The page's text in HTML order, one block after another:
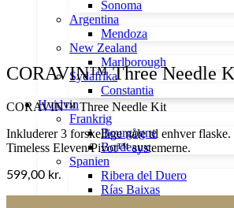
Sonoma
Argentina
Mendoza
New Zealand
Marlborough
Sydafrika
Constantia
Hvidvin
Frankrig
Bourgogne
Bordeaux
Spanien
Ribera del Duero
Rías Baixas
CORAVIN™ Three Needle
CORAVIN™ Three Needle Kit
Inkluderer 3 forskellige nåle til enhver
Timeless Eleven/Pivot™ systemerne.
599,00 kr.